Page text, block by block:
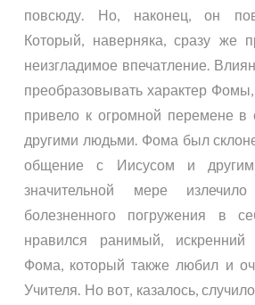
повсюду. Но, наконец, он
Который, наверняка, сразу же
неизгладимое впечатление.
преобразовывать характер
привело к огромной перемене в
другими людьми. Фома был
общение с Иисусом и
значительной мере
болезненного погружения в
нравился ранимый,
Фома, который также любил и
Учителя. Но вот, казалось,